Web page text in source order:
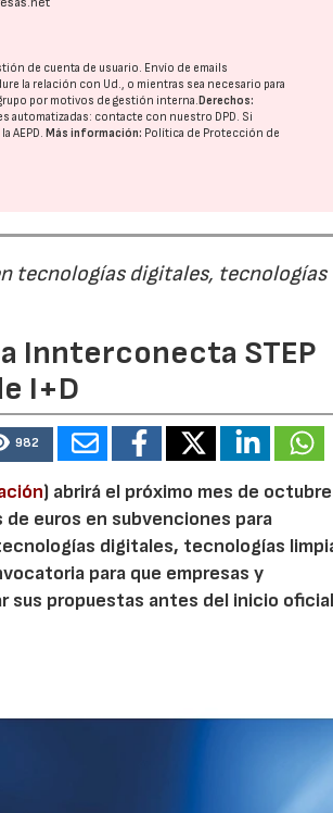
de cuenta de usuario. Envío de emails
la relación con Ud., o mientras sea necesario para
por motivos de gestión interna.Derechos:
automatizadas: contacte con nuestro DPD. Si
laAEPD.Más información: Política de Protección de
tecnologías digitales, tecnologías
Innterconecta STEP
I+D
982
) abrirá el próximo mes de octubre
euros en subvenciones para
digitales, tecnologías
para que empresas y
sus propuestas antes del inicio oficial